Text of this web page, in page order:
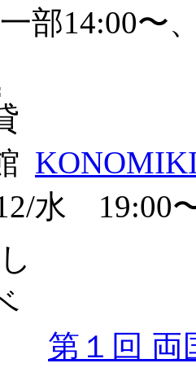
部14:00〜
水 19:00
第１回 両